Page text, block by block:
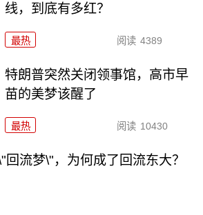
线，到底有多红？
最热 阅读 4389
特朗普突然关闭领事馆，高市早
苗的美梦该醒了
最热 阅读 10430
流梦\"，为何成了回流东大？